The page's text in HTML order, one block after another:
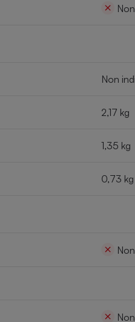
Non
Non
2,17 kg
1,35 kg
0,73 kg
Non
Non